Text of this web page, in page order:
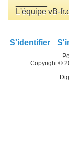
L'équipe vB-
S'identifier
Copyright ©